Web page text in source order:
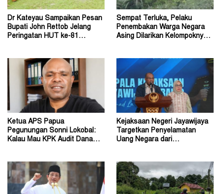
Dr Kateyau Sampaikan Pesan
Bupati John Rettob Jelang
Peringatan HUT ke-81
Sempat Terluka, Pelaku
Penembakan Warga Negara
Asing Dilarikan Kelompoknya
Ketua APS Papua
Pegunungan Sonni Lokobal:
Kalau Mau KPK Audit Dana
Kejaksaan Negeri Jayawijaya
Targetkan Penyelamatan
Uang Negara dari